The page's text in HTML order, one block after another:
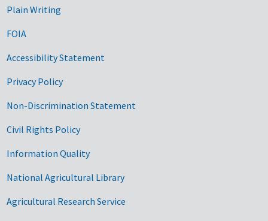
Plain Writing
FOIA
Accessibility Statement
Privacy Policy
Non-Discrimination Statement
Civil Rights Policy
Information Quality
National Agricultural Library
Agricultural Research Service